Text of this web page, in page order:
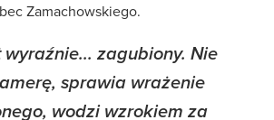
Zamachowskiego.
zagubiony. Nie
sprawia wrażenie
wodzi wzrokiem za